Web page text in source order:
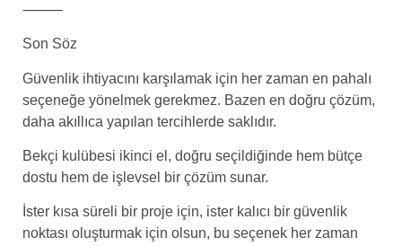
⸻
Son Söz
Güvenlik ihtiyacını karşılamak için her zaman en pahalı
seçeneğe yönelmek gerekmez. Bazen en doğru çözüm,
daha akıllıca yapılan tercihlerde saklıdır.
Bekçi kulübesi ikinci el, doğru seçildiğinde hem bütçe
dostu hem de işlevsel bir çözüm sunar.
İster kısa süreli bir proje için, ister kalıcı bir güvenlik
noktası oluşturmak için olsun, bu seçenek her zaman